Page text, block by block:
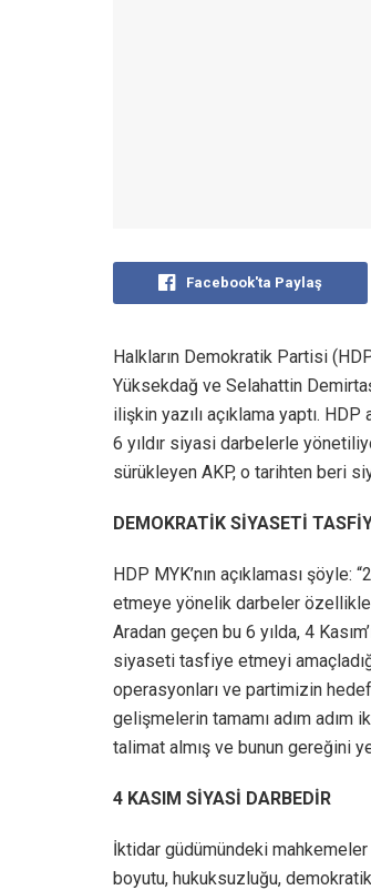
Facebook'ta Paylaş
Halkların Demokratik Partisi
Yüksekdağ ve Selahattin
ilişkin yazılı açıklama yaptı.
6 yıldır siyasi darbelerle
sürükleyen AKP, o tarihten beri
DEMOKRATİK SİYASETİ
HDP MYK’nın açıklaması
etmeye yönelik darbeler
Aradan geçen bu 6 yılda, 4
siyaseti tasfiye etmeyi
operasyonları ve partimizin
gelişmelerin tamamı adım adım
talimat almış ve bunun gereğini
4 KASIM SİYASİ DARBEDİR
İktidar güdümündeki
boyutu, hukuksuzluğu,